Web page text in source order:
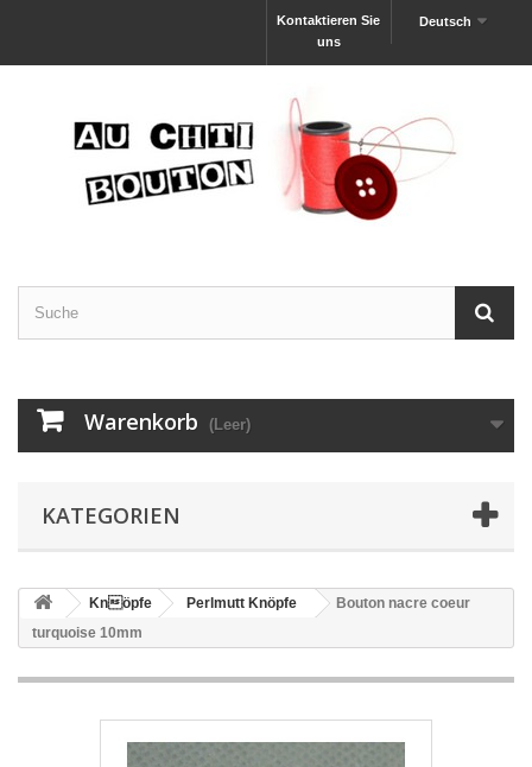
Deutsch
Kontaktieren Sie
uns
Warenkorb (Leer)
KATEGORIEN
Knöpfe Perlmutt Knöpfe
Bouton nacre coeur
turquoise 10mm